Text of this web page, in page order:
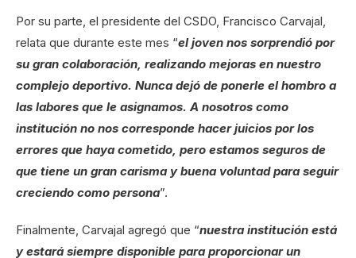
Por su parte, el presidente del CSDO, Francisco Carvajal,
relata que durante este mes “el joven nos sorprendió por
su gran colaboración, realizando mejoras en nuestro
complejo deportivo. Nunca dejó de ponerle el hombro a
las labores que le asignamos. A nosotros como
institución no nos corresponde hacer juicios por los
errores que haya cometido, pero estamos seguros de
que tiene un gran carisma y buena voluntad para seguir
creciendo como persona”.
Finalmente, Carvajal agregó que “nuestra institución está
y estará siempre disponible para proporcionar un